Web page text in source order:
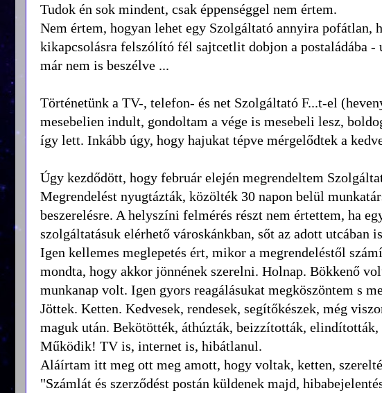
Tudok én sok mindent, csak éppenséggel nem értem.
Nem értem, hogyan lehet egy Szolgáltató annyira pofátlan,
kikapcsolásra felszólító fél sajtcetlit dobjon a postaládába
már nem is beszélve ...
Történetünk a TV-, telefon- és net Szolgáltató F...t-el
mesebelien indult, gondoltam a vége is mesebeli lesz,
így lett. Inkább úgy, hogy hajukat tépve mérgelődtek a
Úgy kezdődött, hogy február elején megrendeltem
Megrendelést nyugtázták, közölték 30 napon belül
beszerelésre. A helyszíni felmérés részt nem értettem, ha
szolgáltatásuk elérhető városkánkban, sőt az adott utcában
Igen kellemes meglepetés ért, mikor a megrendeléstől
mondta, hogy akkor jönnének szerelni. Holnap. Bökkenő
munkanap volt. Igen gyors reagálásukat megköszöntem s
Jöttek. Ketten. Kedvesek, rendesek, segítőkészek, még
maguk után. Bekötötték, áthúzták, beizzították,
Működik! TV is, internet is, hibátlanul.
Aláírtam itt meg ott meg amott, hogy voltak, ketten,
"Számlát és szerződést postán küldenek majd,